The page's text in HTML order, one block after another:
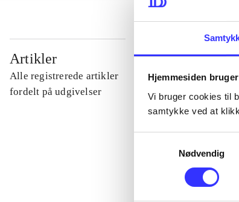
Hjemmesiden
Vi bruger cookies til
samtykke ved at
Nødvendig
Artikler
Alle registrerede artikler
fordelt på udgivelser
...